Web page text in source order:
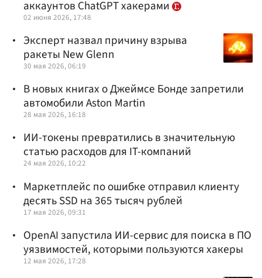
аккаунтов ChatGPT хакерами
02 июня 2026, 17:48
Эксперт назвал причину взрыва
ракеты New Glenn
30 мая 2026, 06:19
В новых книгах о Джеймсе Бонде запретили
автомобили Aston Martin
28 мая 2026, 16:18
ИИ-токены превратились в значительную
статью расходов для IT-компаний
24 мая 2026, 10:22
Маркетплейс по ошибке отправил клиенту
десять SSD на 365 тысяч рублей
17 мая 2026, 09:31
OpenAI запустила ИИ-сервис для поиска в ПО
уязвимостей, которыми пользуются хакеры
12 мая 2026, 17:28